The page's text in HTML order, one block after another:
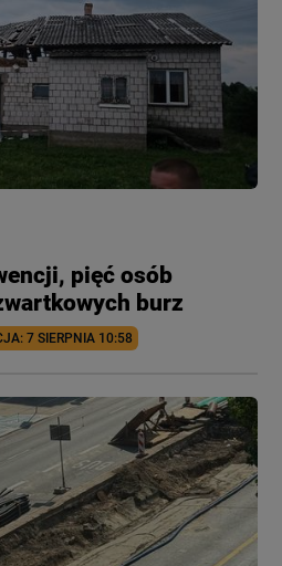
pięć osób
burz
7 SIERPNIA 10:58